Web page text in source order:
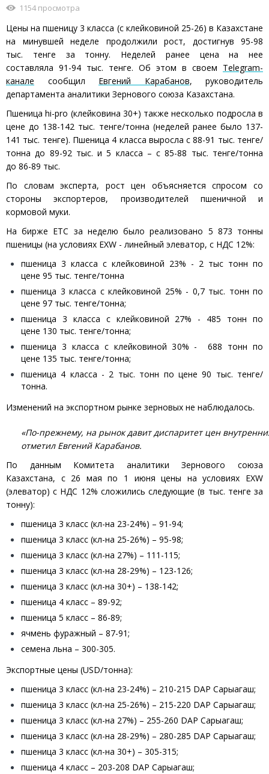
1154 просмотра
Цены на пшеницу 3 класса (с клейковиной 25-26) в Казахстане
на минувшей неделе продолжили рост, достигнув 95-98
тыс. тенге за тонну. Неделей ранее цена на нее
составляла 91-94 тыс. тенге. Об этом в своем Telegram-
канале сообщил Евгений Карабанов, руководитель
департамента аналитики Зернового союза Казахстана.
Пшеница hi-pro (клейковина 30+) также несколько подросла в
цене до 138-142 тыс. тенге/тонна (неделей ранее было 137-
141 тыс. тенге). Пшеница 4 класса выросла с 88-91 тыс. тенге/
тонна до 89-92 тыс. и 5 класса – с 85-88 тыс. тенге/тонна
до 86-89 тыс.
По словам эксперта, рост цен объясняется спросом со
стороны экспортеров, производителей пшеничной и
кормовой муки.
На бирже ЕТС за неделю было реализовано 5 873 тонны
пшеницы (на условиях EXW - линейный элеватор, с НДС 12%:
пшеница 3 класса с клейковиной 23% - 2 тыс тонн по
цене 95 тыс. тенге/тонна
пшеница 3 класса с клейковиной 25% - 0,7 тыс. тонн по
цене 97 тыс. тенге/тонна;
пшеница 3 класса с клейковиной 27% - 485 тонн по
цене 130 тыс. тенге/тонна;
пшеница 3 класса с клейковиной 30% - 688 тонн по
цене 135 тыс. тенге/тонна;
пшеница 4 класса - 2 тыс. тонн по цене 90 тыс. тенге/
тонна.
Изменений на экспортном рынке зерновых не наблюдалось.
«По-прежнему, на рынок давит диспаритет цен
отметил Евгений Карабанов.
По данным Комитета аналитики Зернового союза
Казахстана, с 26 мая по 1 июня цены на условиях EXW
(элеватор) с НДС 12% сложились следующие (в тыс. тенге за
тонну):
пшеница 3 класс (кл-на 23-24%) – 91-94;
пшеница 3 класс (кл-на 25-26%) – 95-98;
пшеница 3 класс (кл-на 27%) – 111-115;
пшеница 3 класс (кл-на 28-29%) – 123-126;
пшеница 3 класс (кл-на 30+) – 138-142;
пшеница 4 класс – 89-92;
пшеница 5 класс – 86-89;
ячмень фуражный – 87-91;
семена льна – 300-305.
Экспортные цены (USD/тонна):
пшеница 3 класс (кл-на 23-24%) – 210-215 DAP Сарыагаш;
пшеница 3 класс (кл-на 25-26%) – 215-220 DAP Сарыагаш;
пшеница 3 класс (кл-на 27%) – 255-260 DAP Сарыагаш;
пшеница 3 класс (кл-на 28-29%) – 280-285 DAP Сарыагаш;
пшеница 3 класс (кл-на 30+) – 305-315;
пшеница 4 класс – 203-208 DAP Сарыагаш;